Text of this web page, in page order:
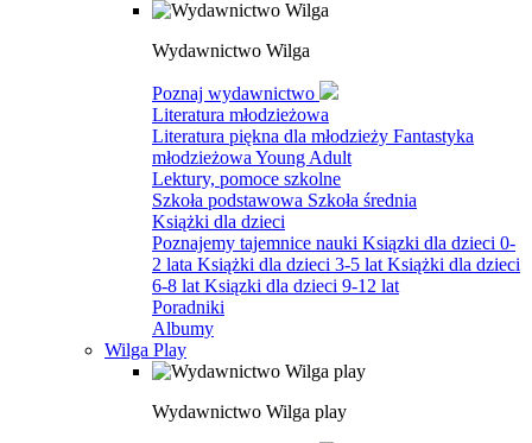
Wydawnictwo Wilga
Poznaj wydawnictwo
Literatura młodzieżowa
Literatura piękna dla młodzieży Fantastyka
młodzieżowa Young Adult
Lektury, pomoce szkolne
Szkoła podstawowa Szkoła średnia
Książki dla dzieci
Poznajemy tajemnice nauki Ksiązki dla dzieci 0-
2 lata Książki dla dzieci 3-5 lat Książki dla dzieci
6-8 lat Ksiązki dla dzieci 9-12 lat
Poradniki
Albumy
Wilga Play
Wydawnictwo Wilga play